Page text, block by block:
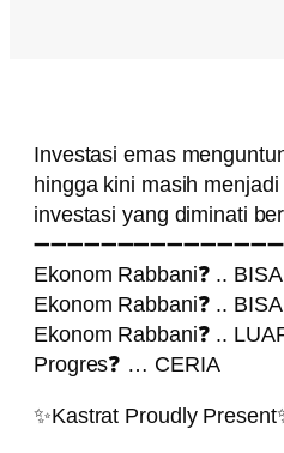
Investasi emas
hingga kini masih
investasi yang diminati
Ekonom Rabbani❓ .. BISA
Ekonom Rabbani❓ .. BISA
Ekonom Rabbani❓ ..
Progres❓ … CERIA
✨Kastrat Proudly